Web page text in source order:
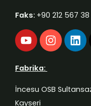
Faks: +90 212 567 38
Y
o
u
t
b
e
I
n
s
g
L
i
n
d
Fabrika:
İncesu OSB
Kayseri